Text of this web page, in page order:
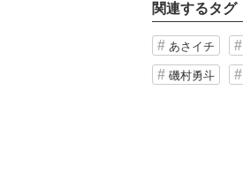
関連するタグ
あさイチ
磯村勇斗